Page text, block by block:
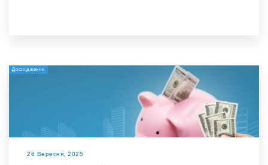
Дослідження
26 Вересня, 2025